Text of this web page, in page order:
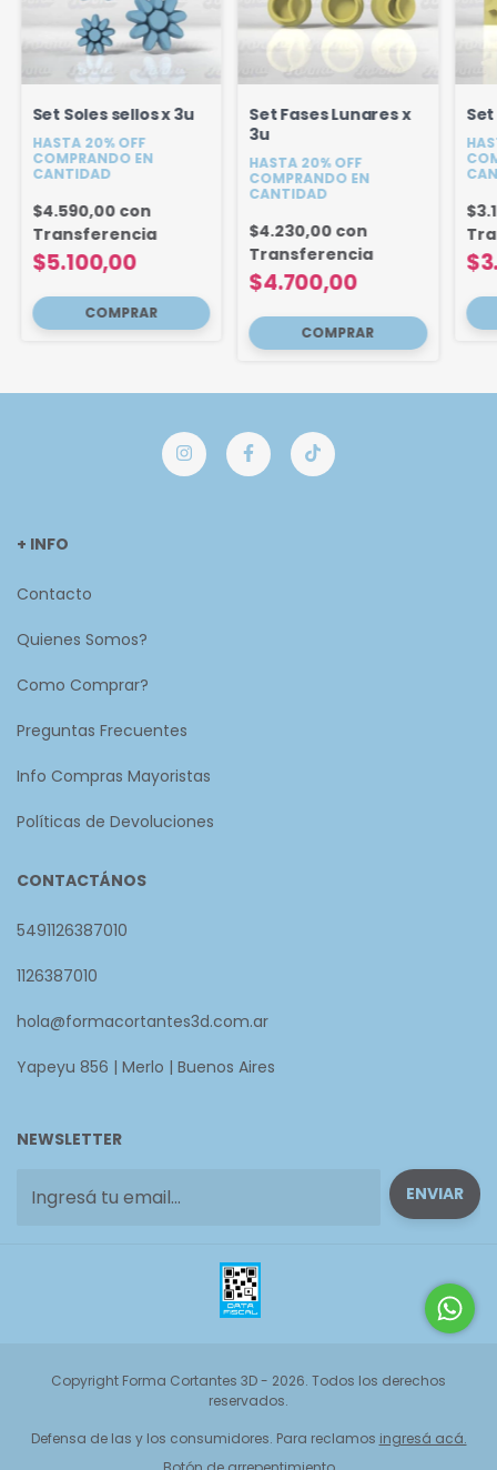
Set Soles sellos x 3u
HASTA 20% OFF
COMPRANDO EN
CANTIDAD
$5.100,00
$4.590,00 con
Transferencia
Set Fases Lunares x
3u
HASTA 20% OFF
COMPRANDO EN
CANTIDAD
$4.700,00
$4.230,00 con
Transferencia
Set
+ INFO
Contacto
Quienes Somos?
Como Comprar?
Preguntas Frecuentes
Info Compras Mayoristas
Políticas de Devoluciones
CONTACTÁNOS
5491126387010
1126387010
hola@formacortantes3d.com.ar
Yapeyu 856 | Merlo | Buenos Aires
NEWSLETTER
Copyright Forma Cortantes 3D - 2026. Todos los derechos
reservados.
Defensa de las y los consumidores. Para reclamos ingresá acá.